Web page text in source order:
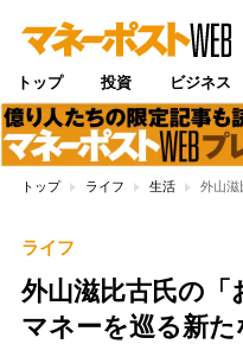
トップ 投資 ビジネス
トップ ライフ 生活 外山
ライフ
外山滋比古氏の
マネーを巡る新た